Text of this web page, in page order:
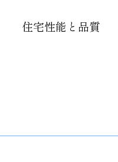
住宅性能と品質